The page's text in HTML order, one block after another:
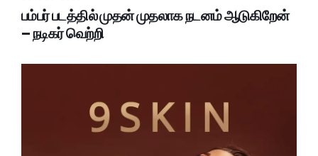
பம்பர் படத்தில் முதன் முதலாக நடனம் ஆடுகிறேன்
– நடிகர் வெற்றி